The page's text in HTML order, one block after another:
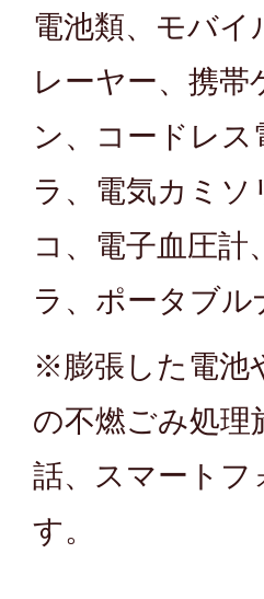
電池類、モバ
レーヤー、携
ン、コードレ
ラ、電気カミソ
コ、電子血圧
ラ、ポータブ
※膨張した電池
の不燃ごみ処理
話、スマート
す。